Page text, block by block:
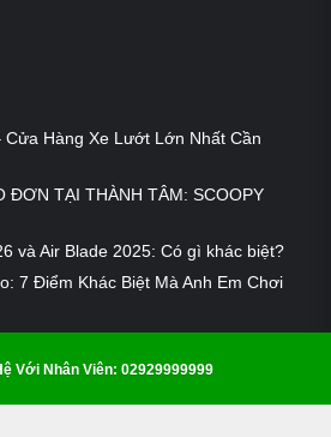
Hàng Xe Lướt Lớn Nhất Cần
ĐƠN TẠI THÀNH TÂM: SCOOPY
và Air Blade 2025: Có gì khác biệt?
7 Điểm Khác Biệt Mà Anh Em Chơi
THÀNH TÂM GROUP
Với Nhân Viên: 02929999999